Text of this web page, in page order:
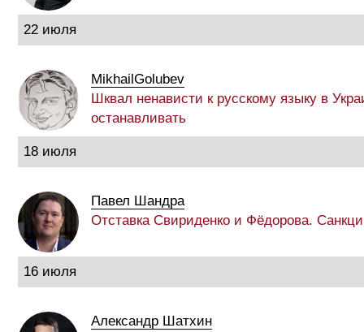
22 июля
MikhailGolubev
Шквал ненависти к русскому языку в
останавливать
18 июля
Павел Шандра
Отставка Свириденко и Фёдорова.
16 июля
Александр Шатхин